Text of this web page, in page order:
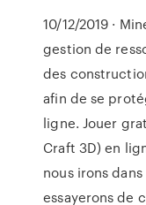
10/12/2019 ·
gestion de
des
afin de se
ligne. Jouer
Craft 3D) en
nous irons
essayerons de